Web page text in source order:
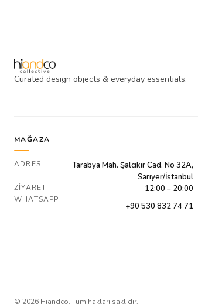
Curated design objects & everyday essentials.
MAĞAZA
ADRES
Tarabya Mah. Şalcıkır Cad. No 32A,
Sarıyer/İstanbul
ZIYARET 12:00 – 20:00
WHATSAPP
+90 530 832 74 71
© 2026 Hiandco. Tüm hakları saklıdır.